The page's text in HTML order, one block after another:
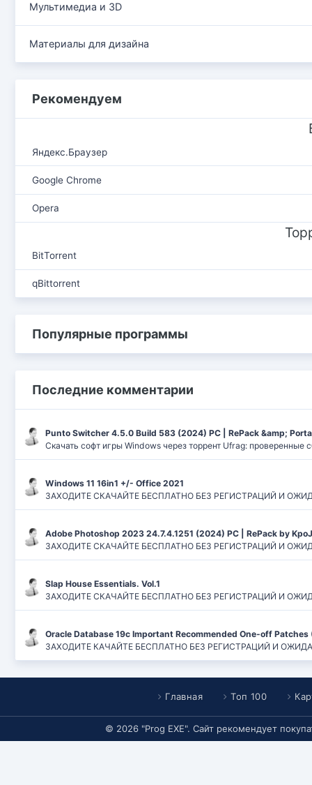
Мультимедиа и 3D
Материалы для дизайна
Рекомендуем
Яндекс.Браузер
Google Chrome
Opera
BitTorrent
qBittorrent
Популярные программы
Последние комментарии
Punto Switcher 4.5.0 Build 583 (2024) РС | RePack &amp;
Скачать софт игры Windows через торрент Ufrag: проверенные
Windows 11 16in1 +/- Office 2021
ЗАХОДИТЕ СКАЧАЙТЕ БЕСПЛАТНО БЕЗ РЕГИСТРАЦИЙ И
Adobe Photoshop 2023 24.7.4.1251 (2024) PC | RePack by
ЗАХОДИТЕ СКАЧАЙТЕ БЕСПЛАТНО БЕЗ РЕГИСТРАЦИЙ И
Slap House Essentials. Vol.1
ЗАХОДИТЕ СКАЧАЙТЕ БЕСПЛАТНО БЕЗ РЕГИСТРАЦИЙ И
Oracle Database 19c Important Recommended One-off Patches
ЗАХОДИТЕ КАЧАЙТЕ БЕСПЛАТНО БЕЗ РЕГИСТРАЦИЙ И
Главная Топ 100
© 2026 "Prog EXE". Сайт рекомендует